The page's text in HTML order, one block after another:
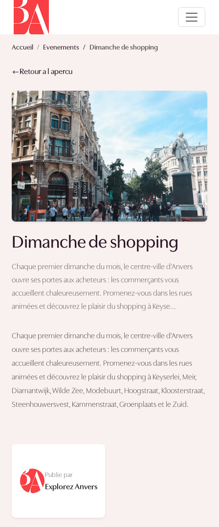
Accueil Evenements Dimanche de shopping
Retour a l apercu
Dimanche de shopping
Chaque premier dimanche du mois, le centre-ville d'Anvers
ouvre ses portes aux acheteurs : les commerçants vous
accueillent chaleureusement. Promenez-vous dans les rues
animées et découvrez le plaisir du shopping à Keyse...
Chaque premier dimanche du mois, le centre-ville d'Anvers
ouvre ses portes aux acheteurs : les commerçants vous
accueillent chaleureusement. Promenez-vous dans les rues
animées et découvrez le plaisir du shopping à Keyserlei, Meir,
Diamantwijk, Wilde Zee, Modebuurt, Hoogstraat, Kloosterstraat,
Steenhouwersvest, Kammenstraat, Groenplaats et le Zuid.
Publie par
Explorez Anvers